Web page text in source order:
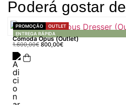
Poderá gostar de
PROMOÇÃO
OUTLET
ENTREGA RÁPIDA
Cómoda Opus (Outlet)
1.600,00€ 800,00€